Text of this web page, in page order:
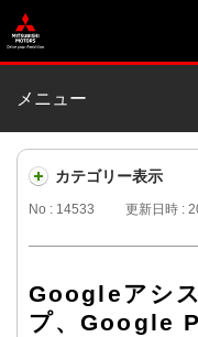
メニュー
カテゴリー表示
No : 14533 更新日時 :
Googleアシ
プ、Google